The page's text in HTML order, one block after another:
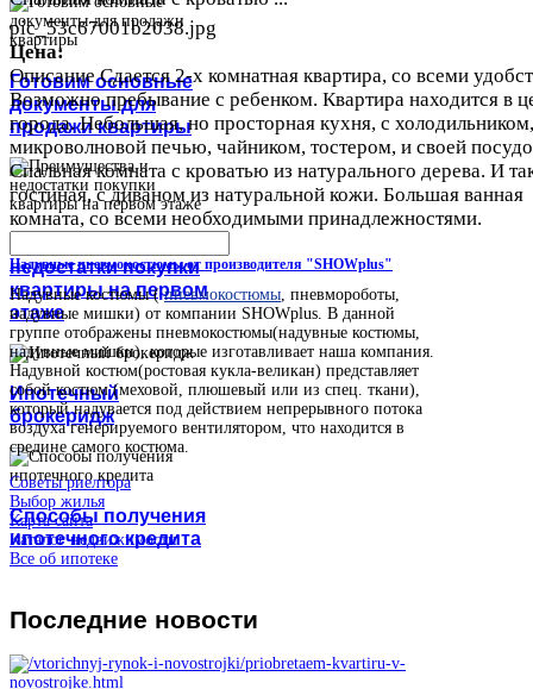
Готовим основные
документы для
продажи квартиры
недостатки покупки
квартиры на первом
этаже
Ипотечный
брокеридж
Способы получения
ипотечного кредита
pic_53c67001b2038.jpg
Цена:
ОписаниеСдается 2-х комнатная квартира, со всеми
Возможно пребывание с ребенком. Квартира находится в
города. Небольшая, но просторная кухня, с холодильником,
микроволновой печью, чайником, тостером, и своей
Спальная комната с кроватью из натурального дерева. И
гостиная, с диваном из натуральной кожи. Большая ванная
комната, со всеми необходимыми принадлежностями.
Надувные пневмокостюмы от производителя "SHOWplus"
Надувные костюмы (пневмокостюмы , пневмороботы,
надувные мишки) от компании SHOWplus. В данной
группе отображены пневмокостюмы(надувные костюмы,
надувные мишки), которые изготавливает наша компания.
Надувной костюм(ростовая кукла-великан) представляет
собой костюм (меховой, плюшевый или из спец. ткани),
который надувается под действием непрерывного потока
воздуха генерируемого вентилятором, что находится в
средине самого костюма.
Советы риелтора
Выбор жилья
Карта сайта
Каталог недвижимости
Все об ипотеке
Последние новости